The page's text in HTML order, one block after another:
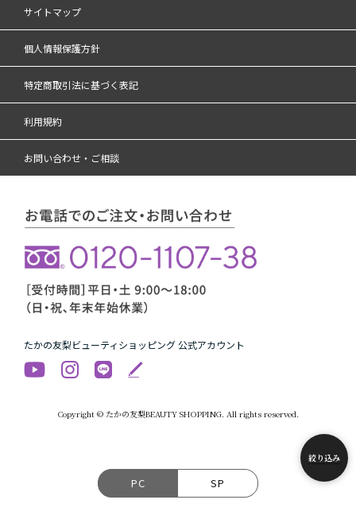
絞り込み
サイトマップ
個人情報保護方針
特定商取引法に基づく表記
利用規約
お問い合わせ・ご相談
たかの友梨ビューティショッピング 公式アカウント
Copyright © たかの友梨BEAUTY SHOPPING. All rights reserved.
PC SP